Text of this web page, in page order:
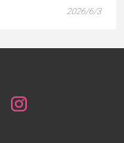
2026/6/3